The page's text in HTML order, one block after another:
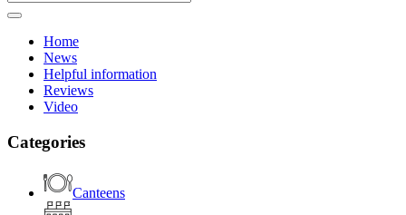
Home
News
Helpful information
Reviews
Video
Categories
Canteens